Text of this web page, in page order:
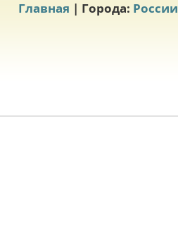
Главная | Города: России